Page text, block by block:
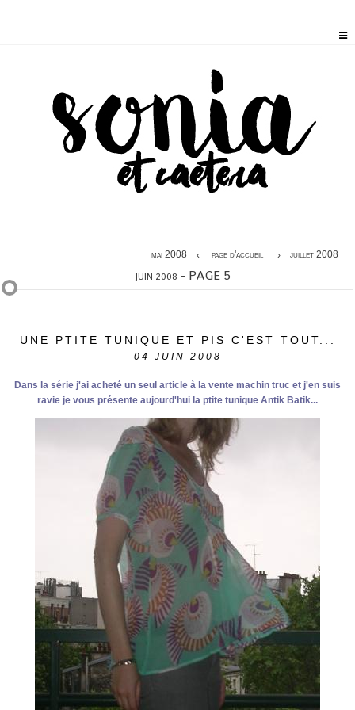
mai 2008 page d'accueil juillet 2008
JUIN 2008 - PAGE 5
UNE PTITE TUNIQUE ET PIS C'EST TOUT...
04 JUIN 2008
Dans la série j'ai acheté un seul article à la vente machin truc et j'en suis
ravie je vous présente aujourd'hui la ptite tunique Antik Batik...